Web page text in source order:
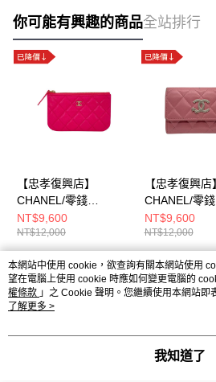
你可能有興趣的商品全站排行
【忠孝復興店】
CHANEL/零錢
包//L4380UG2
NT$9,600
NT$12,000
【忠孝復興店】
CHANEL/零錢
包//uptk76c7
NT$9,600
NT$12,000
熱門標籤
本網站中使用 cookie，欲查詢有關本網站使用
望在電腦上使用 cookie 時應如何變更電腦的
權條款 」之 Cookie 聲明。您繼續使用本網站即
用條款之 Cookie 聲明使用 cookie。
了解更多 >
我知道了